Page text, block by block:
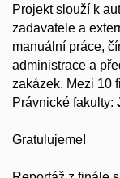
Projekt slouží k
zadavatele a
manuální práce,
administrace a
zakázek. Mezi 10
Právnické fakulty:
Gratulujeme!